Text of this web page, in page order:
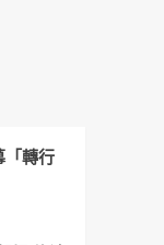
「轉行